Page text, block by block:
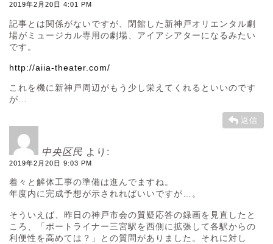
2019年2月20日 4:01 PM
記事とは関係がないですが、閉館した新神戸オリエンタル劇
場がミュージカル専用の劇場、アイアシアターになるみたい
です。
http://aiia-theater.com/
これを機に新神戸周辺がもう少し栄えてくれるといいのです
が…
返信
中央区民 より:
2019年2月20日 9:03 PM
着々と解体工事の準備は進んでますね。
年度内に完成予想が示されればいいですが…。
そういえば、昨日の神戸市会の質疑応答の録画を見直したと
ころ、「ポートライナー三宮駅を西側に拡張して各駅からの
利便性を高めては？」との質問がありました。それに対し